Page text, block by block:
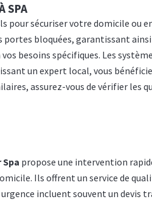
SPA
pour sécuriser votre domicile ou
bloquées, garantissant
besoins spécifiques. Les
un expert local, vous
assurez-vous de vérifier les
propose une intervention
Ils offrent un service de
incluent souvent un devis